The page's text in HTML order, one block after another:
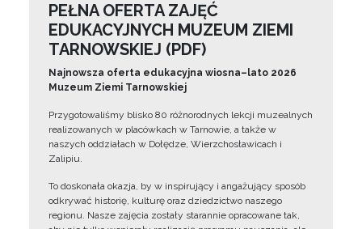
PEŁNA OFERTA ZAJĘĆ
EDUKACYJNYCH MUZEUM ZIEMI
TARNOWSKIEJ (PDF)
Najnowsza oferta edukacyjna wiosna–lato 2026
Muzeum Ziemi Tarnowskiej
Przygotowaliśmy blisko 80 różnorodnych lekcji muzealnych
realizowanych w placówkach w Tarnowie, a także w
naszych oddziałach w Dołędze, Wierzchosławicach i
Zalipiu.
To doskonała okazja, by w inspirujący i angażujący sposób
odkrywać historię, kulturę oraz dziedzictwo naszego
regionu. Nasze zajęcia zostały starannie opracowane tak,